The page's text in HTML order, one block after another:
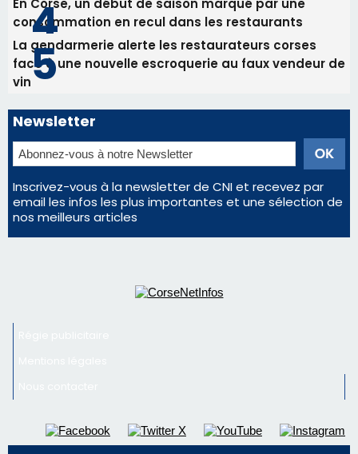
En Corse, un début de saison marqué par une
consommation en recul dans les restaurants
La gendarmerie alerte les restaurateurs corses
face à une nouvelle escroquerie au faux vendeur de
vin
Newsletter
Inscrivez-vous à la newsletter de CNI et recevez par
email les infos les plus importantes et une sélection de
nos meilleurs articles